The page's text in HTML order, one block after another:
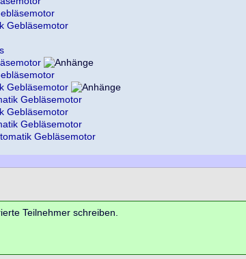
Gebläsemotor
Gebläsemotor
Gebläsemotor
Gebläsemotor
Gebläsemotor
Gebläsemotor
Teilnehmer schreiben.